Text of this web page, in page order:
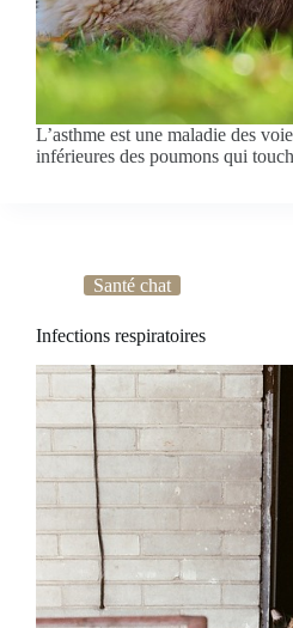
L’asthme est une maladie des
inférieures des poumons qui
Santé chat
Infections respiratoires